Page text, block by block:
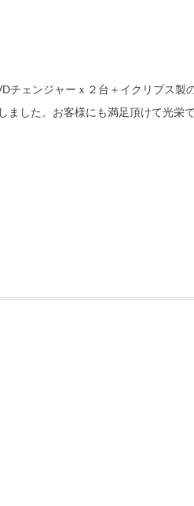
チェンジャーｘ２台＋イクリプス製
ました。お客様にも満足頂けて光栄